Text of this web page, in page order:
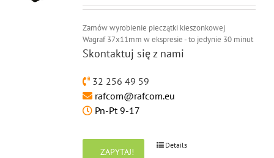
Zamów wyrobienie pieczątki kieszonkowej
Wagraf 37x11mm w ekspresie - to jedynie 30 minut
Skontaktuj się z nami
32 256 49 59
rafcom@rafcom.eu
Pn-Pt 9-17
ZAPYTAJ!
Details